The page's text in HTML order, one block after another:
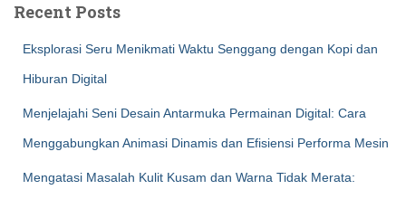
Recent Posts
Eksplorasi Seru Menikmati Waktu Senggang dengan Kopi dan
Hiburan Digital
Menjelajahi Seni Desain Antarmuka Permainan Digital: Cara
Menggabungkan Animasi Dinamis dan Efisiensi Performa Mesin
Mengatasi Masalah Kulit Kusam dan Warna Tidak Merata: